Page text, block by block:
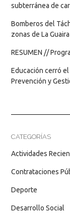
subterránea de
Bomberos del
zonas de La Guaira
RESUMEN //
Educación cerró
Prevención y
CATEGORÍAS
Actividades
Contrataciones
Deporte
Desarrollo Social